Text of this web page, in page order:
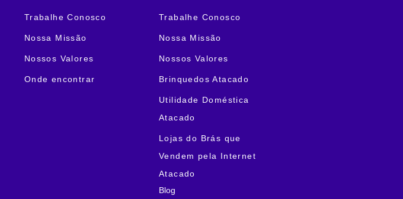
Trabalhe Conosco
Nossa Missão
Nossos Valores
Onde encontrar
Trabalhe Conosco
Nossa Missão
Nossos Valores
Brinquedos Atacado
Utilidade Doméstica
Atacado
Lojas do Brás que
Vendem pela Internet
Atacado
Blog